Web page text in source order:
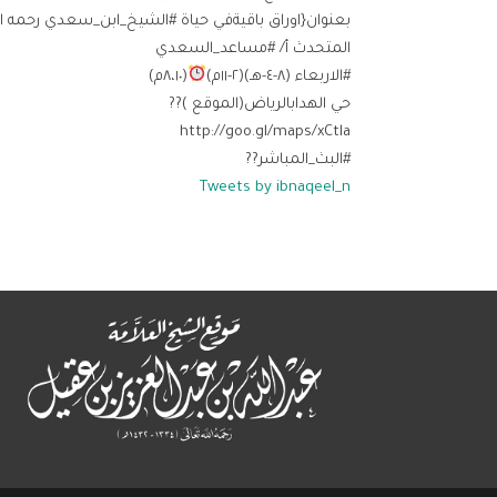
بعنوان{اوراق باقيةفي حياة #الشيخ_ابن_سعدي رحمه
المتحدث أ/ #مساعد_السعدي
#الاربعاء (٨-٤-هـ)(٢-١١م)
(٨،١٠م)
حي الهدابالرياض(الموقع )??
http://goo.gl/maps/xCtla
#البث_المباشر??
Tweets by ibnaqeel_n